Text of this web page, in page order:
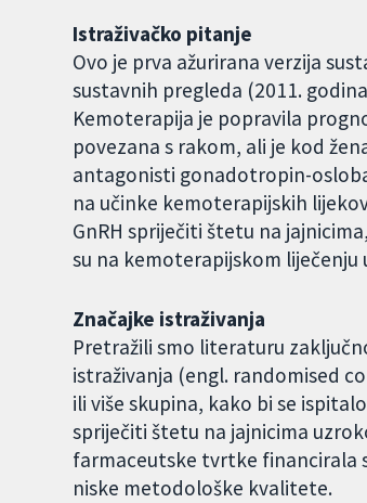
Istraživačko pitanje
Ovo je prva ažurirana verzija
sustavnih pregleda (2011.
Kemoterapija je popravila
povezana s rakom, ali je kod
antagonisti gonadotropin-
na učinke kemoterapijskih
GnRH spriječiti štetu na
su na kemoterapijskom
Značajke istraživanja
Pretražili smo literaturu
istraživanja (engl. randomised
ili više skupina, kako bi se
spriječiti štetu na jajnicima
farmaceutske tvrtke financirala
niske metodološke kvalitete.